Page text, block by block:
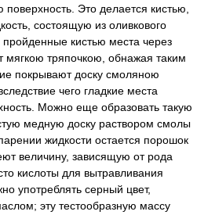
Это делается кистью,
состоящую из оливкового
кистью места через
мягкою тряпочкою, обнажая таким
покрывают доску смоляною
чего гладкие места
Можно еще образовать такую
медную доску раствором смолы
жидкости остается порошок
величину, зависящую от рода
кислоты для вытравливания
употреблять серный цвет,
эту тестообразную массу